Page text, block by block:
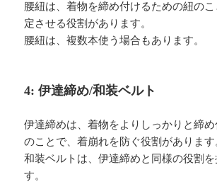
腰紐は、着物を締め付けるための紐の
定させる役割があります。
腰紐は、複数本使う場合もあります。
4: 伊達締め/和装ベルト
伊達締めは、着物をよりしっかりと締
のことで、着崩れを防ぐ役割があります
和装ベルトは、伊達締めと同様の役割
す。